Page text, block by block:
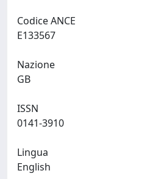
Codice ANCE
Nazione
ISSN
Lingua